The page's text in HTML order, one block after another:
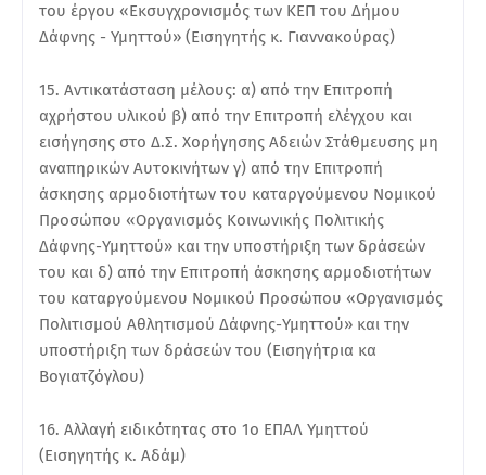
του έργου «Εκσυγχρονισμός των ΚΕΠ του Δήμου
Δάφνης - Υμηττού» (Εισηγητής κ. Γιαννακούρας)
15. Αντικατάσταση μέλους: α) από την Επιτροπή
αχρήστου υλικού β) από την Επιτροπή ελέγχου και
εισήγησης στο Δ.Σ. Χορήγησης Αδειών Στάθμευσης μη
αναπηρικών Αυτοκινήτων γ) από την Επιτροπή
άσκησης αρμοδιοτήτων του καταργούμενου Νομικού
Προσώπου «Οργανισμός Κοινωνικής Πολιτικής
Δάφνης-Υμηττού» και την υποστήριξη των δράσεών
του και δ) από την Επιτροπή άσκησης αρμοδιοτήτων
του καταργούμενου Νομικού Προσώπου «Οργανισμός
Πολιτισμού Αθλητισμού Δάφνης-Υμηττού» και την
υποστήριξη των δράσεών του (Εισηγήτρια κα
Βογιατζόγλου)
16. Αλλαγή ειδικότητας στο 1ο ΕΠΑΛ Υμηττού
(Εισηγητής κ. Αδάμ)